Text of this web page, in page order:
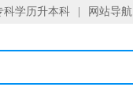
科学历升本科 网站导航